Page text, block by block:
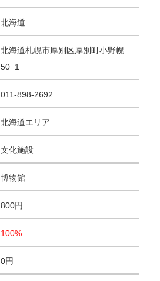
北海道
北海道札幌市厚別区厚別町小野幌
50−1
011-898-2692
北海道エリア
文化施設
博物館
800円
100%
0円